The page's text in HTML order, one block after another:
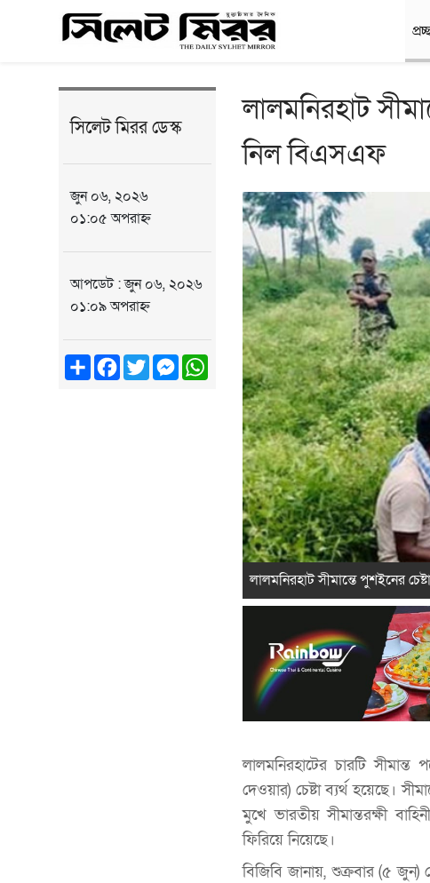
সিলেট মিরর ডেস্ক
জুন ০৬, ২০২৬
০১:০৫ অপরাহ্ন
আপডেট : জুন ০৬, ২০২৬
০১:০৯ অপরাহ্ন
ShareFacebook
TwitterMessenger
WhatsApp
লালমনিরহাট
নিল বিএসএফ
লালমনিরহাট সীমান্তে পুশইনের
লালমনিরহাটের চারটি
দেওয়ার) চেষ্টা ব্যর্থ হয়েছে।
মুখে ভারতীয় সীমান্তরক্ষী
ফিরিয়ে নিয়েছে।
বিজিবি জানায়, শুক্রবার (৫